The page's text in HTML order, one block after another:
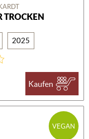
TROCKEN
2025
Kaufen
VEGAN